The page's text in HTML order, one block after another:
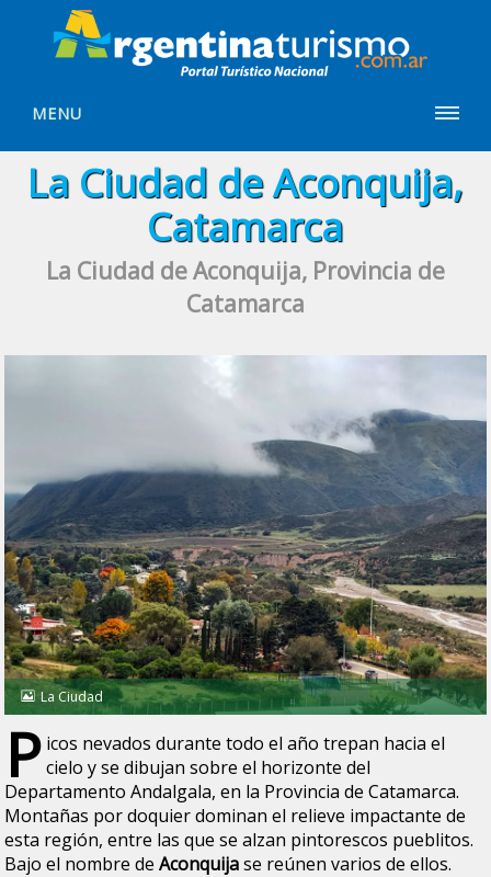
MENU
La Ciudad de Aconquija,
Catamarca
La Ciudad de Aconquija, Provincia de
Catamarca
La Ciudad
P icos nevados durante todo el año trepan hacia el
cielo y se dibujan sobre el horizonte del
Departamento Andalgala, en la Provincia de Catamarca.
Montañas por doquier dominan el relieve impactante de
esta región, entre las que se alzan pintorescos pueblitos.
Bajo el nombre deAconquijase reúnen varios de ellos.